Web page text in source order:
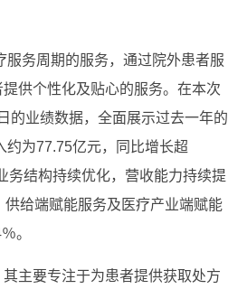
务周期的服务，通过院外患者服
供个性化及贴心的服务。在本次
的业绩数据，全面展示过去一年的
约为77.75亿元，同比增长超
务结构持续优化，营收能力持续提
给端赋能服务及医疗产业端赋能
。
主要专注于为患者提供获取处方